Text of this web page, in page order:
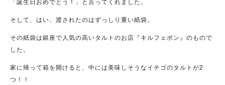
そして、はい、渡されたのはずっしり重い紙袋。
その紙袋は銀座で人気の高いタルトのお店『キルフェボン』のもので
した。
家に帰って箱を開けると、中には美味しそうなイチゴのタルトが2
つ！！